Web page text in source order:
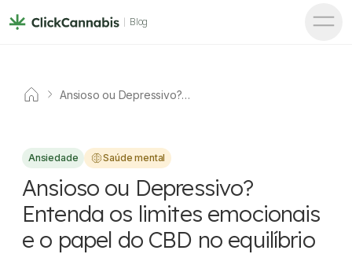
Blog
Ansioso ou Depressivo?
Ansiedade Saúde mental
Ansioso ou Depressivo?
Entenda os limites emocionais
e o papel do CBD no equilíbrio